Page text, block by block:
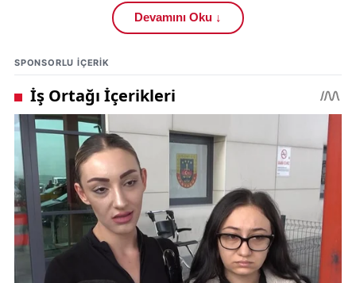
Akkaya, kaçak yollarla yapılan define kazılarının
toplum düzenini bozduğunu, bu tür faaliyetlerin kul
hakkı ve kamu hakkı ihlali anlamına geldiğini belirtti.
Uzman vaize göre, define aramak İslam’da tamamen
haram değil. Ancak bunun bazı koşullara
bağlandığını özellikle vurguluyor:
Bu şartlar yerine getirildiği takdirde define gelirinin
helal olabileceği ifade ediliyor. Akkaya’ya göre,
“Devletin taksimine razı olunmalı. Bu, hem dinin hem
de devletin düzeni açısından şart.”
En çarpıcı açıklamalardan biri ise tövbe konusu.
Devamını Oku ↓
SPONSORLU IÇERIK